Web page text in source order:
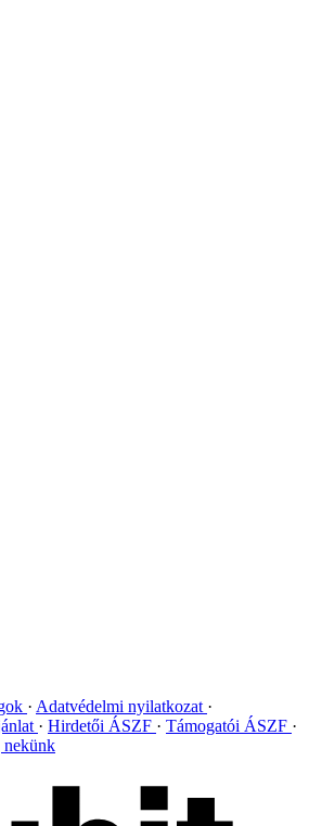
Adatvédelmi nyilatkozat
Hirdetői ÁSZF
Támogatói ÁSZF